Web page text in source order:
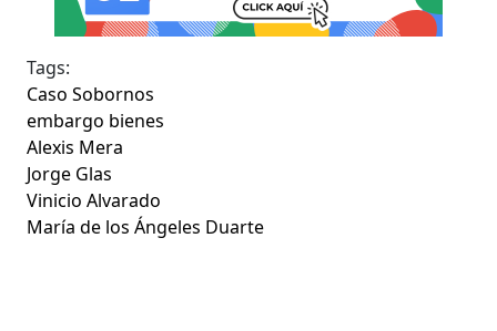
Tags:
Caso Sobornos
embargo bienes
Alexis Mera
Jorge Glas
Vinicio Alvarado
María de los Ángeles Duarte